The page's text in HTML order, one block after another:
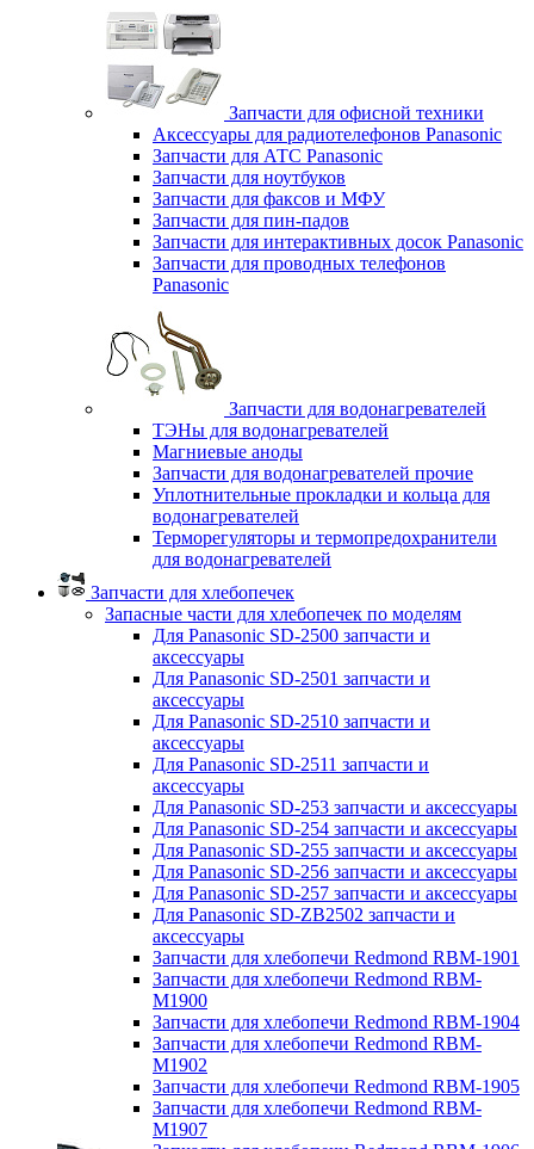
Запчасти для офисной техники
Аксессуары для радиотелефонов Panasonic
Запчасти для АТС Panasonic
Запчасти для ноутбуков
Запчасти для факсов и МФУ
Запчасти для пин-падов
Запчасти для интерактивных досок Panasonic
Запчасти для проводных телефонов
Panasonic
Запчасти для водонагревателей
ТЭНы для водонагревателей
Магниевые аноды
Запчасти для водонагревателей прочие
Уплотнительные прокладки и кольца для
водонагревателей
Терморегуляторы и термопредохранители
для водонагревателей
Запчасти для хлебопечек
Запасные части для хлебопечек по моделям
Для Panasonic SD-2500 запчасти и
аксессуары
Для Panasonic SD-2501 запчасти и
аксессуары
Для Panasonic SD-2510 запчасти и
аксессуары
Для Panasonic SD-2511 запчасти и
аксессуары
Для Panasonic SD-253 запчасти и аксессуары
Для Panasonic SD-254 запчасти и аксессуары
Для Panasonic SD-255 запчасти и аксессуары
Для Panasonic SD-256 запчасти и аксессуары
Для Panasonic SD-257 запчасти и аксессуары
Для Panasonic SD-ZB2502 запчасти и
аксессуары
Запчасти для хлебопечи Redmond RBM-1901
Запчасти для хлебопечи Redmond RBM-
M1900
Запчасти для хлебопечи Redmond RBM-1904
Запчасти для хлебопечи Redmond RBM-
M1902
Запчасти для хлебопечи Redmond RBM-1905
Запчасти для хлебопечи Redmond RBM-
M1907